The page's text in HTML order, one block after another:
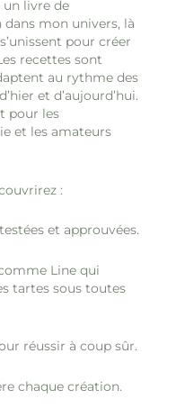
un livre de
dans mon univers, là
pour créer
recettes sont
au rythme des
et d’aujourd’hui.
pour les
et les amateurs
:
et approuvées.
Line qui
tartes sous toutes
réussir à coup sûr.
chaque création.